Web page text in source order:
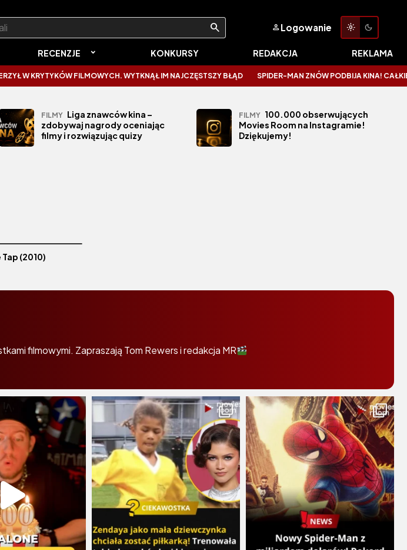
Logowanie
RECENZJE KONKURSY REDAKCJA REKLAMA
W KRYTYKÓW FILMOWYCH. WYTKNĄŁ IM NAJCZĘSTSZY BŁĄD SPIDER-MAN ZNÓW PODBIJA KINA! CAŁKIEM
FILMY Liga znawców kina –
zdobywaj nagrody oceniając
filmy i rozwiązując quizy
FILMY 100.000 obserwujących
Movies Room na Instagramie!
Dziękujemy!
Tap (2010)
filmowymi. Zapraszają Tom Rewers i redakcja MR